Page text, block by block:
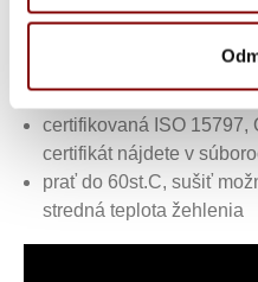
viazanie v páse a za
šírka 90 cm, dĺžka 84 cm
prať do 60st.C
certifikovaná ISO 15797,
certifikát nájdete v
prať do 60st.C, sušiť
stredná teplota žehlenia